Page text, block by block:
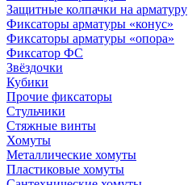
Защитные колпачки на арматуру
Фиксаторы арматуры «конус»
Фиксаторы арматуры «опора»
Фиксатор ФС
Звёздочки
Кубики
Прочие фиксаторы
Стульчики
Стяжные винты
Хомуты
Металлические хомуты
Пластиковые хомуты